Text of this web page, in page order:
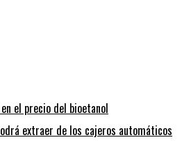
el precio del bioetanol
extraer de los cajeros automáticos